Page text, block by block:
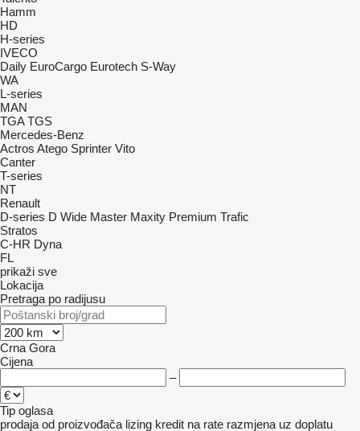
Hamm
HD
H-series
IVECO
Daily EuroCargo Eurotech S-Way
WA
L-series
MAN
TGA TGS
Mercedes-Benz
Actros Atego Sprinter Vito
Canter
T-series
NT
Renault
D-series D Wide Master Maxity Premium Trafic
Stratos
C-HR Dyna
FL
prikaži sve
Lokacija
Pretraga po radijusu
Crna Gora
Cijena
–
Tip oglasa
prodaja od proizvođača lizing kredit na rate razmjena uz doplatu